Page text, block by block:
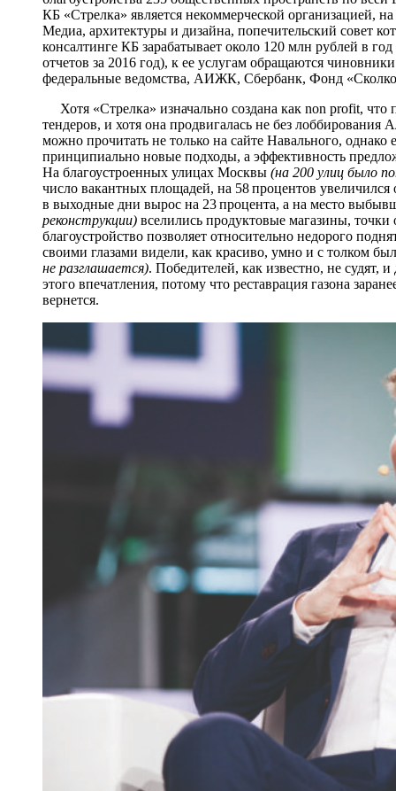
КБ «Стрелка» является некоммерческой организацией,
Медиа, архитектуры и дизайна, попечительский совет
консалтинге КБ зарабатывает около 120 млн рублей в
отчетов за 2016 год), к ее услугам обращаются
федеральные ведомства, АИЖК, Сбербанк, Фонд
Хотя «Стрелка» изначально создана как non profit, что
тендеров, и хотя она продвигалась не без лоббирования
можно прочитать не только на сайте Навального, однако
принципиально новые подходы, а эффективность
На благоустроенных улицах Москвы (на 200 улиц было
число вакантных площадей, на 58 процентов
в выходные дни вырос на 23 процента, а на место
реконструкции) вселились продуктовые магазины,
благоустройство позволяет относительно недорого
своими глазами видели, как красиво, умно и с толком
не разглашается). Победителей, как известно, не судят,
этого впечатления, потому что реставрация газона
вернется.